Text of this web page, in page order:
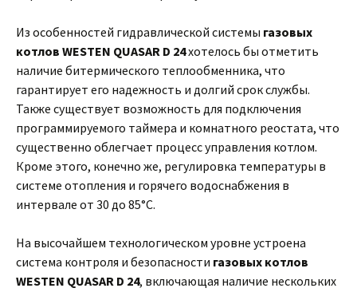
Из особенностей гидравлической системы газовых
котлов WESTEN QUASAR D 24хотелось бы отметить
наличие битермического теплообменника, что
гарантирует его надежность и долгий срок службы.
Также существует возможность для подключения
программируемого таймера и комнатного реостата, что
существенно облегчает процесс управления котлом.
Кроме этого, конечно же, регулировка температуры в
системе отопления и горячего водоснабжения в
интервале от 30 до 85°С.
На высочайшем технологическом уровне устроена
система контроля и безопасности газовых котлов
WESTEN QUASAR D 24, включающая наличие нескольких